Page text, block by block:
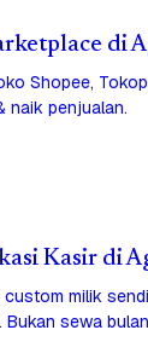
di
Shopee,
naik penjualan.
Kasir di
custom milik
Bukan sewa